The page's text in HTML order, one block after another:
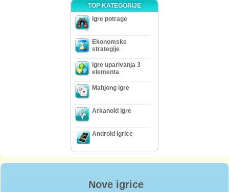
TOP KATEGORIJE
Igre potrage
Ekonomske
strategije
Igre uparivanja 3
elementa
Mahjong igre
Arkanoid igre
Android Igrice
Nove igrice